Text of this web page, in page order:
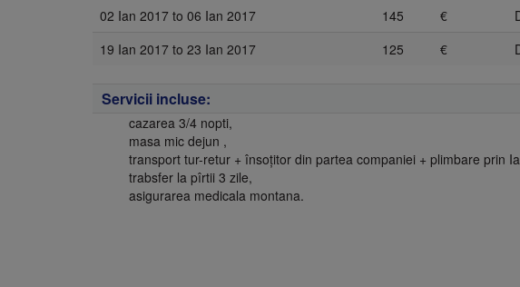
02 Ian 2017 to 06 Ian 2017 145 €
19 Ian 2017 to 23 Ian 2017 125 €
Servicii incluse:
cazarea 3/4 nopti,
masa mic dejun ,
transport tur-retur + însoțitor din partea companiei + plimbare prin
trabsfer la pîrtii 3 zile,
asigurarea medicala montana.